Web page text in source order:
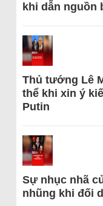
khi dẫn nguồn
Thủ tướng Lê
thể khi xin ý
Putin
Sự nhục nhã
nhũng khi đối